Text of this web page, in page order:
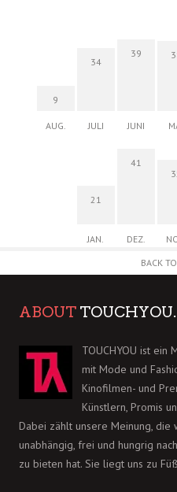
9
AUG.
34
JULI
39
JUNI
21
JAN.
41
DEZ.
BACK
ABOUT
TOUCHYOU ist ein
mit Mode und
Kinofilmen- und
Künstlern, Promis
Dabei zählt unsere Meinung,
unabhängig, frei und hungrig
zu bieten hat. Sie liegt uns zu